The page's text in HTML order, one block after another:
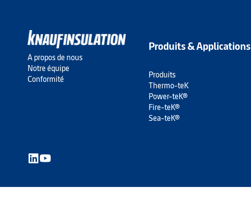
A propos de nous
Notre équipe
Conformité
Produits & Applications
Produits
Thermo-teK
Power-teK®
Fire-teK®
Sea-teK®